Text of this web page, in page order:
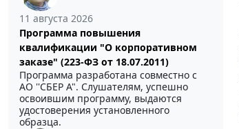
11 августа 2026
Программа повышения
квалификации "О корпоративном
заказе" (223-ФЗ от 18.07.2011)
Программа разработана совместно с
АО ''СБЕР А". Слушателям, успешно
освоившим программу, выдаются
удостоверения установленного
образца.